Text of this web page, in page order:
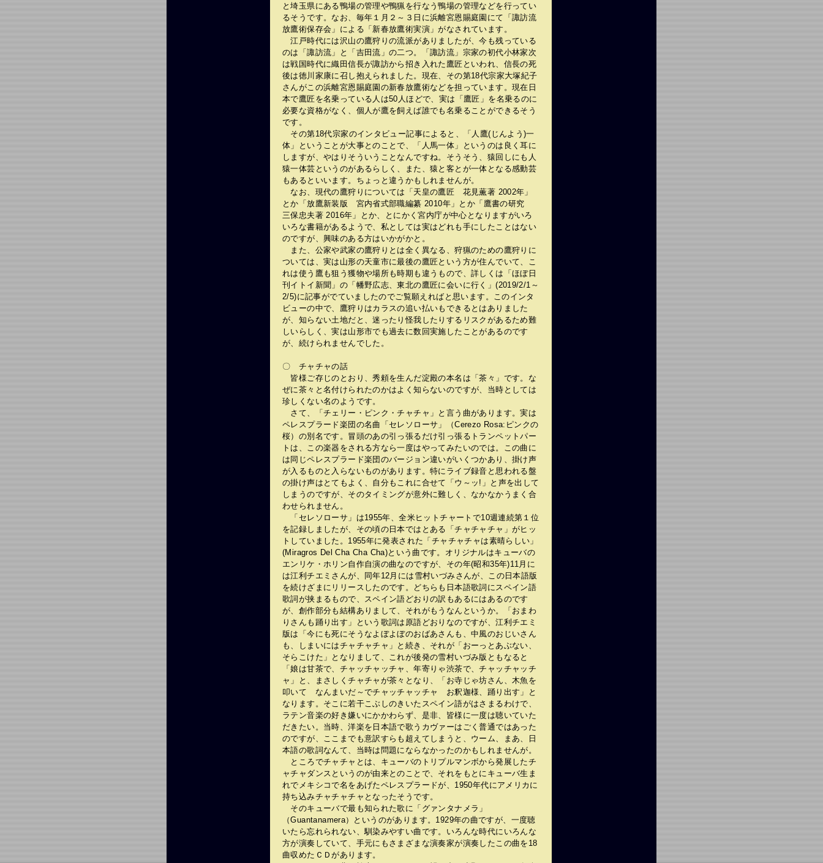
と埼玉県にある鴨場の管理や鴨猟を行なう鴨場の管理などを行ってい
るそうです。なお、毎年１月２～３日に浜離宮恩賜庭園にて「諏訪流
放鷹術保存会」による「新春放鷹術実演」がなされています。
江戸時代には沢山の鷹狩りの流派がありましたが、今も残っている
のは「諏訪流」と「吉田流」の二つ。「諏訪流」宗家の初代小林家次
は戦国時代に織田信長が諏訪から招き入れた鷹匠といわれ、信長の死
後は徳川家康に召し抱えられました。現在、その第18代宗家大塚紀子
さんがこの浜離宮恩賜庭園の新春放鷹術などを担っています。現在日
本で鷹匠を名乗っている人は50人ほどで、実は「鷹匠」を名乗るのに
必要な資格がなく、個人が鷹を飼えば誰でも名乗ることができるそう
です。
その第18代宗家のインタビュー記事によると、「人鷹(じんよう)一
体」ということが大事とのことで、「人馬一体」というのは良く耳に
しますが、やはりそういうことなんですね。そうそう、猿回しにも人
猿一体芸というのがあるらしく、また、猿と客とが一体となる感動芸
もあるといいます。ちょっと違うかもしれませんが。
なお、現代の鷹狩りについては「天皇の鷹匠 花見薫著 2002年」
とか「放鷹新装版 宮内省式部職編纂 2010年」とか「鷹書の研究
三保忠夫著 2016年」とか、とにかく宮内庁が中心となりますがいろ
いろな書籍があるようで、私としては実はどれも手にしたことはない
のですが、興味のある方はいかがかと。
また、公家や武家の鷹狩りとは全く異なる、狩猟のための鷹狩りに
ついては、実は山形の天童市に最後の鷹匠という方が住んでいて、こ
れは使う鷹も狙う獲物や場所も時期も違うもので、詳しくは「ほぼ日
刊イトイ新聞」の「幡野広志、東北の鷹匠に会いに行く」(2019/2/1～
2/5)に記事がでていましたのでご覧願えればと思います。このインタ
ビューの中で、鷹狩りはカラスの追い払いもできるとはありました
が、知らない土地だと、迷ったり怪我したりするリスクがあるため難
しいらしく、実は山形市でも過去に数回実施したことがあるのです
が、続けられませんでした。
〇 チャチャの話
皆様ご存じのとおり、秀頼を生んだ淀殿の本名は「茶々」です。な
ぜに茶々と名付けられたのかはよく知らないのですが、当時としては
珍しくない名のようです。
さて、「チェリー・ピンク・チャチャ」と言う曲があります。実は
ペレスプラード楽団の名曲「セレソローサ」（Cerezo Rosa:ピンクの
桜）の別名です。冒頭のあの引っ張るだけ引っ張るトランペットパー
トは、この楽器をされる方なら一度はやってみたいのでは。この曲に
は同じペレスプラード楽団のバージョン違いがいくつかあり、掛け声
が入るものと入らないものがあります。特にライブ録音と思われる盤
の掛け声はとてもよく、自分もこれに合せて「ウ～ッ!」と声を出して
しまうのですが、そのタイミングが意外に難しく、なかなかうまく合
わせられません。
「セレソローサ」は1955年、全米ヒットチャートで10週連続第１位
を記録しましたが、その頃の日本ではとある「チャチャチャ」がヒッ
トしていました。1955年に発表された「チャチャチャは素晴らしい」
(Miragros Del Cha Cha Cha)という曲です。オリジナルはキューバの
エンリケ・ホリン自作自演の曲なのですが、その年(昭和35年)11月に
は江利チエミさんが、同年12月には雪村いづみさんが、この日本語版
を続けざまにリリースしたのです。どちらも日本語歌詞にスペイン語
歌詞が挟まるもので、スペイン語どおりの訳もあるにはあるのです
が、創作部分も結構ありまして、それがもうなんというか。「おまわ
りさんも踊り出す」という歌詞は原語どおりなのですが、江利チエミ
版は「今にも死にそうなよぼよぼのおばあさんも、中風のおじいさん
も、しまいにはチャチャチャ」と続き、それが「おーっとあぶない、
そらこけた」となりまして、これが後発の雪村いづみ版ともなると
「娘は甘茶で、チャッチャッチャ、年寄りゃ渋茶で、チャッチャッチ
ャ」と、まさしくチャチャが茶々となり、「お寺じゃ坊さん、木魚を
叩いて なんまいだ～でチャッチャッチャ お釈迦様、踊り出す」と
なります。そこに若干こぶしのきいたスペイン語がはさまるわけで、
ラテン音楽の好き嫌いにかかわらず、是非、皆様に一度は聴いていた
だきたい。当時、洋楽を日本語で歌うカヴァーはごく普通ではあった
のですが、ここまでも意訳すらも超えてしまうと、ウーム、まあ、日
本語の歌詞なんて、当時は問題にならなかったのかもしれませんが。
ところでチャチャとは、キューバのトリプルマンボから発展したチ
ャチャダンスというのが由来とのことで、それをもとにキューバ生ま
れでメキシコで名をあげたペレスプラードが、1950年代にアメリカに
持ち込みチャチャチャとなったそうです。
そのキューバで最も知られた歌に「グァンタナメラ」
（Guantanamera）というのがあります。1929年の曲ですが、一度聴
いたら忘れられない、馴染みやすい曲です。いろんな時代にいろんな
方が演奏していて、手元にもさまざまな演奏家が演奏したこの曲を18
曲収めたＣＤがあります。